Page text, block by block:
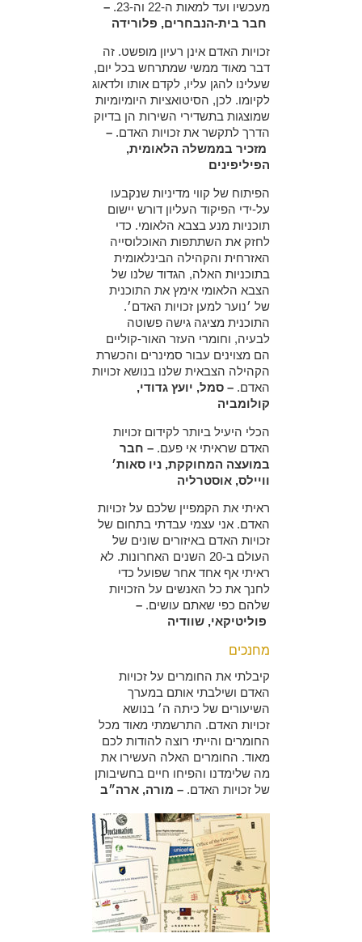
מעכשיו ועד למאות ה-22 וה-23.
–
חבר בית-הנבחרים, פלורידה
זכויות האדם אינן רעיון מופשט. זה
דבר מאוד ממשי שמתרחש בכל יום,
שעלינו להגן עליו, לקדם אותו ולדאוג
לקיומו. לכן, הסיטואציות היומיומיות
שמוצגות בתשדירי השירות הן בדיוק
הדרך לתקשר את זכויות האדם. –
מזכיר בממשלה הלאומית,
הפיליפינים
הפיתוח של קווי מדיניות שנקבעו
על-ידי הפיקוד העליון דורש יישום
תוכניות מנע בצבא הלאומי. כדי
לחזק את השתתפות האוכלוסייה
האזרחית והקהילה הבינלאומית
בתוכניות האלה, הגדוד שלנו של
הצבא הלאומי אימץ את התוכנית
של ׳נוער למען זכויות האדם׳.
התוכנית מציגה גישה פשוטה
לבעיה, וחומרי העזר האור-קוליים
הם מצוינים עבור סמינרים והכשרת
הקהילה הצבאית שלנו בנושא זכויות
האדם. – סמל, יועץ גדודי,
קולומביה
הכלי היעיל ביותר לקידום זכויות
האדם שראיתי אי פעם. – חבר
במועצה המחוקקת, ניו סאות׳
וויילס, אוסטרליה
ראיתי את הקמפיין שלכם על זכויות
האדם. אני עצמי עבדתי בתחום של
זכויות האדם באיזורים שונים של
העולם ב-20 השנים האחרונות. לא
ראיתי אף אחד אחר שפועל כדי
לחנך את כל האנשים על הזכויות
שלהם כפי שאתם עושים. –
פוליטיקאי, שוודיה
מחנכים
קיבלתי את החומרים על זכויות
האדם ושילבתי אותם במערך
השיעורים של כיתה ה׳ בנושא
זכויות האדם. התרשמתי מאוד מכל
החומרים והייתי רוצה להודות לכם
מאוד. החומרים האלה העשירו את
מה שלימדנו והפיחו חיים בחשיבותן
של זכויות האדם. – מורה, ארה״ב